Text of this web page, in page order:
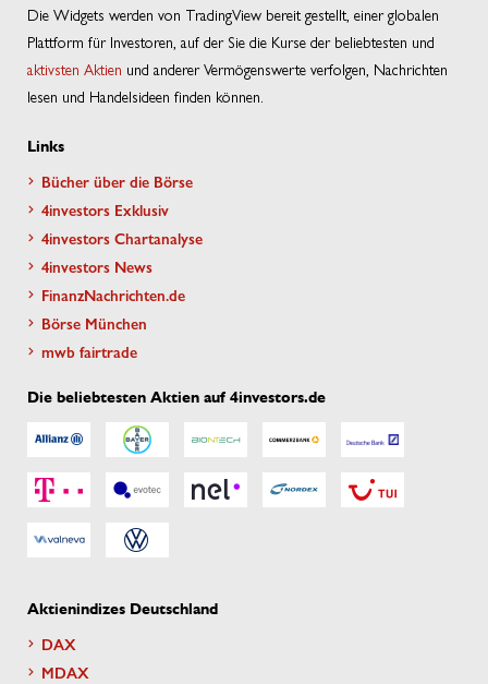
Die Widgets werden von TradingView bereit gestellt, einer globalen
Plattform für Investoren, auf der Sie die Kurse der beliebtesten und
aktivsten Aktien und anderer Vermögenswerte verfolgen, Nachrichten
lesen und Handelsideen finden können.
Links
Bücher über die Börse
4investors Exklusiv
4investors Chartanalyse
4investors News
FinanzNachrichten.de
Börse München
mwb fairtrade
Die beliebtesten Aktien auf 4investors.de
Aktienindizes Deutschland
DAX
MDAX